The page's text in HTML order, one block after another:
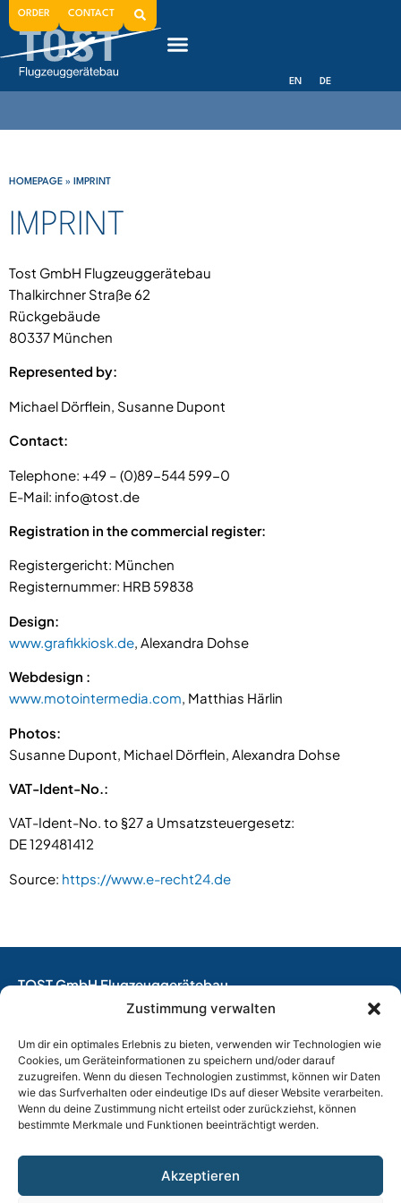
Zustimmung verwalten
Um dir ein optimales Erlebnis zu bieten, verwenden wir Technologien wie
Cookies, um Geräteinformationen zu speichern und/oder darauf
zuzugreifen. Wenn du diesen Technologien zustimmst, können wir Daten
wie das Surfverhalten oder eindeutige IDs auf dieser Website verarbeiten.
Wenn du deine Zustimmung nicht erteilst oder zurückziehst, können
bestimmte Merkmale und Funktionen beeinträchtigt werden.
Akzeptieren
ORDER CONTACT
EN DE
HOMEPAGE » IMPRINT
IMPRINT
Tost GmbH Flugzeuggerätebau
Thalkirchner Straße 62
Rückgebäude
80337 München
Represented by:
Michael Dörflein, Susanne Dupont
Contact:
Telephone: +49 – (0)89-544 599-0
E-Mail: info@tost.de
Registration in the commercial register:
Registergericht: München
Registernummer: HRB 59838
Design:
www.grafikkiosk.de , Alexandra Dohse
Webdesign :
www.motointermedia.com, Matthias Härlin
Photos:
Susanne Dupont, Michael Dörflein, Alexandra Dohse
VAT-Ident-No.:
VAT-Ident-No. to §27 a Umsatzsteuergesetz:
DE 129481412
Source: https://www.e-recht24.de
TOST GmbH Flugzeuggerätebau
EASA Production Organisation
Design Organisation
Thalkirchner Straße 62
80337 München, Germany
Phone +49(0)89 544 599 0